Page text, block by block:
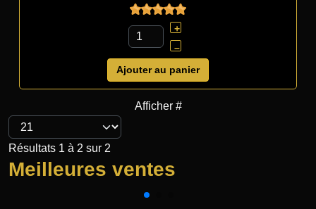
+
–
Ajouter au panier
Afficher #
Résultats 1 à 2 sur 2
Meilleures ventes